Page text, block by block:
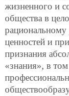
жизненного и
общества в
ценностей и
признания
«знания», в